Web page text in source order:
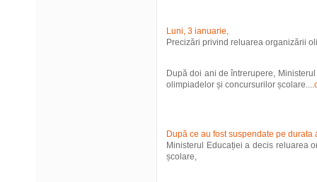
Luni, 3 ianuarie,
Precizări privind reluarea organizării
După doi ani de întrerupere,
olimpiadelor și concursurilor școlare....
După ce au fost suspendate pe durata
Ministerul Educației a decis reluarea
școlare,